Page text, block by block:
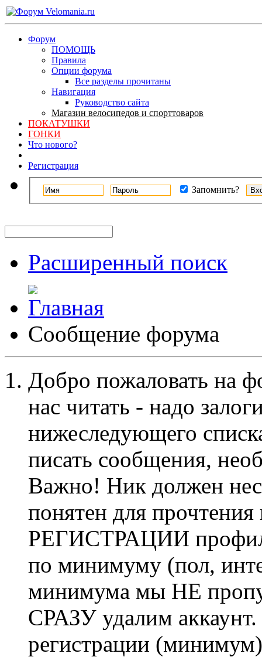
Форум
ПОМОЩЬ
Правила
Опции форума
Все разделы прочитаны
Навигация
Руководство сайта
Магазин велосипедов и спорттоваров
ПОКАТУШКИ
ГОНКИ
Что нового?
Регистрация
Запомнить?
Расширенный поиск
Сообщение форума
Добро пожаловать на
нас читать - надо
нижеследующего
писать сообщения,
Важно! Ник должен
понятен для
РЕГИСТРАЦИИ профиль
по минимуму (пол,
минимума мы НЕ
СРАЗУ удалим
регистрации